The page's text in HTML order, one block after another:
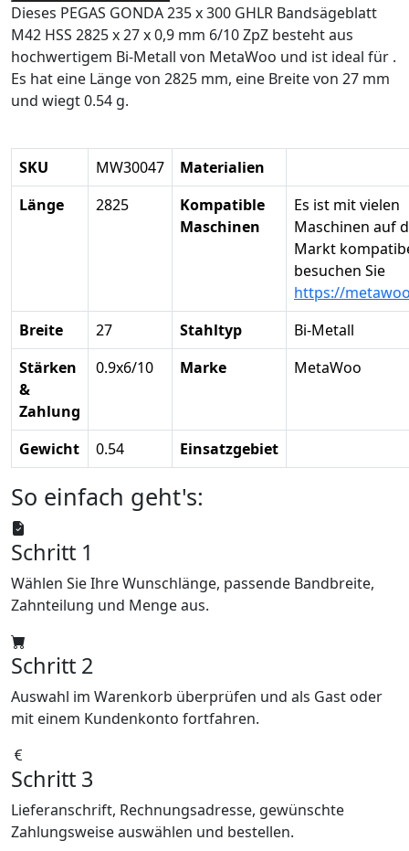
Dieses PEGAS GONDA 235 x 300 GHLR Bandsägeblatt
M42 HSS 2825 x 27 x 0,9 mm 6/10 ZpZ besteht aus
hochwertigem Bi-Metall von MetaWoo und ist ideal für .
Es hat eine Länge von 2825 mm, eine Breite von 27 mm
und wiegt 0.54 g.
SKU MW30047
Materialien
Länge
2825
Kompatible
Maschinen
Es ist mit vielen
Maschinen auf
Markt
besuchen Sie
https://
Breite
27 Stahltyp
Bi-Metall
Stärken
&
Zahlung
0.9x6/10 Marke MetaWoo
Gewicht 0.54 Einsatzgebiet
So einfach geht's:
Schritt 1
Wählen Sie Ihre Wunschlänge, passende Bandbreite,
Zahnteilung und Menge aus.
Schritt 2
Auswahl im Warenkorb überprüfen und als Gast oder
mit einem Kundenkonto fortfahren.
Schritt 3
Lieferanschrift, Rechnungsadresse, gewünschte
Zahlungsweise auswählen und bestellen.